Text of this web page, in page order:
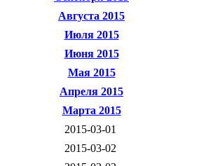
Августа 2015
Июля 2015
Июня 2015
Мая 2015
Апреля 2015
Марта 2015
2015-03-01
2015-03-02